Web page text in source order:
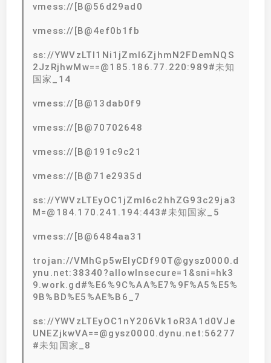
vmess://[B@56d29ad0
vmess://[B@4ef0b1fb
ss://YWVzLTI1Ni1jZmI6ZjhmN2FDemNQS
2JzRjhwMw==@185.186.77.220:989#未知
国家_14
vmess://[B@13dab0f9
vmess://[B@70702648
vmess://[B@191c9c21
vmess://[B@71e2935d
ss://YWVzLTEyOC1jZmI6c2hhZG93c29ja3
M=@184.170.241.194:443#未知国家_5
vmess://[B@6484aa31
trojan://VMhGp5wEIyCDf90T@gysz0000.d
ynu.net:38340?allowInsecure=1&sni=hk3
9.work.gd#%E6%9C%AA%E7%9F%A5%E5%
9B%BD%E5%AE%B6_7
ss://YWVzLTEyOC1nY206Vk1oR3A1d0VJe
UNEZjkwVA==@gysz0000.dynu.net:56277
#未知国家_8